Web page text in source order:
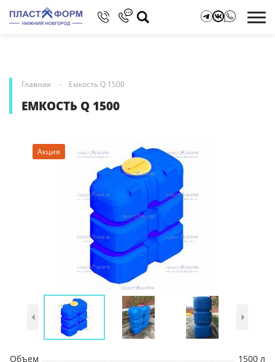
Главная Емкость Q 1500
ЕМКОСТЬ Q 1500
Акция
Объем
1500 л